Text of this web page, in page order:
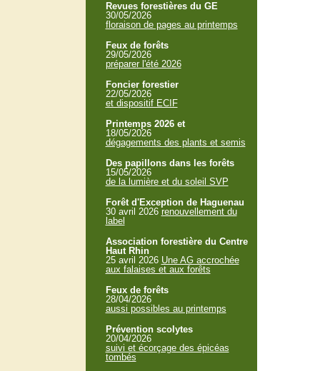
Revues forestières du GE
30/05/2026
floraison de pages au printemps
Feux de forêts
29/05/2026
préparer l'été 2026
Foncier forestier
22/05/2026
et dispositif ECIF
Printemps 2026 et
18/05/2026
dégagements des plants et semis
Des papillons dans les forêts
15/05/2026
de la lumière et du soleil SVP
Forêt d'Exception de Haguenau
30 avril 2026 renouvellement du
label
Association forestière du Centre
Haut Rhin
25 avril 2026 Une AG accrochée
aux falaises et aux forêts
Feux de forêts
28/04/2026
aussi possibles au printemps
Prévention scolytes
20/04/2026
suivi et écorçage des épicéas
tombés